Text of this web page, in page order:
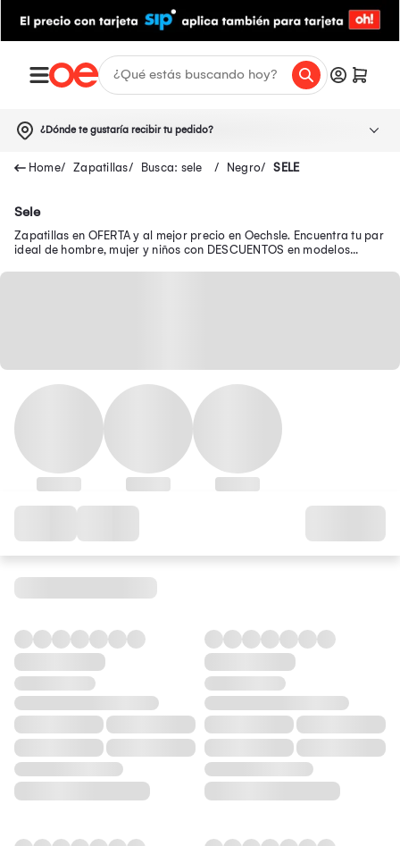
¿Dónde te gustaría recibir tu pedido?
Zapatillas Busca: sele Negro SELE
Sele
Zapatillas en OFERTA y al mejor precio en Oechsle. Encuentra tu par
ideal de hombre, mujer y niños con DESCUENTOS en modelos